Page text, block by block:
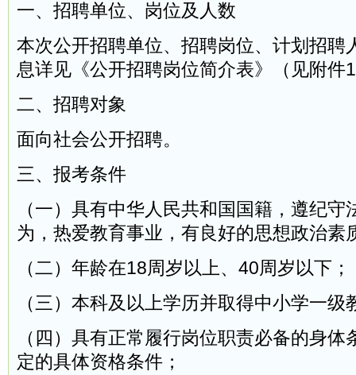
一、招聘单位、岗位及人数
本次公开招聘单位、招聘岗位、计划招聘
息详见《公开招聘岗位简介表》（见附件
二、招聘对象
面向社会公开招聘。
三、报考条件
（一）具有中华人民共和国国籍，遵纪守
为，热爱教育事业，有良好的思想政治素
（二）年龄在18周岁以上、40周岁以下；
（三）本科及以上学历并取得中小学一级
（四）具有正常履行岗位职责必备的身
定的具体资格条件；